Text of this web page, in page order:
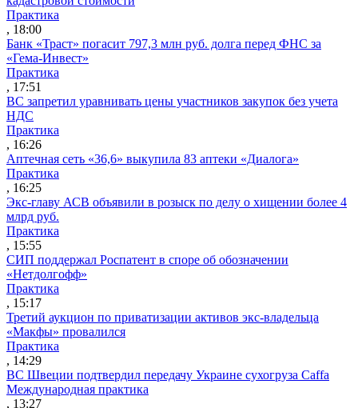
Практика
, 18:00
Банк «Траст» погасит 797,3 млн руб. долга перед ФНС за
«Гема-Инвест»
Практика
, 17:51
ВС запретил уравнивать цены участников закупок без учета
НДС
Практика
, 16:26
Аптечная сеть «36,6» выкупила 83 аптеки «Диалога»
Практика
, 16:25
Экс-главу АСВ объявили в розыск по делу о хищении более 4
млрд руб.
Практика
, 15:55
СИП поддержал Роспатент в споре об обозначении
«Нетдолгофф»
Практика
, 15:17
Третий аукцион по приватизации активов экс-владельца
«Макфы» провалился
Практика
, 14:29
ВС Швеции подтвердил передачу Украине сухогруза Caffa
Международная практика
, 13:27